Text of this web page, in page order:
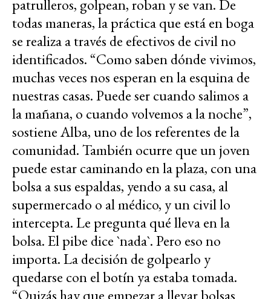
patrulleros, golpean, roban y se van. De
todas maneras, la práctica que está en boga
se realiza a través de efectivos de civil no
identificados. “Como saben dónde vivimos,
muchas veces nos esperan en la esquina de
nuestras casas. Puede ser cuando salimos a
la mañana, o cuando volvemos a la noche”,
sostiene Alba, uno de los referentes de la
comunidad. También ocurre que un joven
puede estar caminando en la plaza, con una
bolsa a sus espaldas, yendo a su casa, al
supermercado o al médico, y un civil lo
intercepta. Le pregunta qué lleva en la
bolsa. El pibe dice `nada`. Pero eso no
importa. La decisión de golpearlo y
quedarse con el botín ya estaba tomada.
“Quizás hay que empezar a llevar bolsas